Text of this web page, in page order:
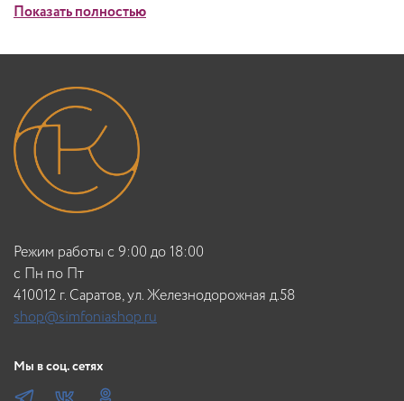
Показать полностью
Режим работы с 9:00 до 18:00
c Пн по Пт
410012 г. Саратов, ул. Железнодорожная д.58
shop@simfoniashop.ru
Мы в соц. сетях